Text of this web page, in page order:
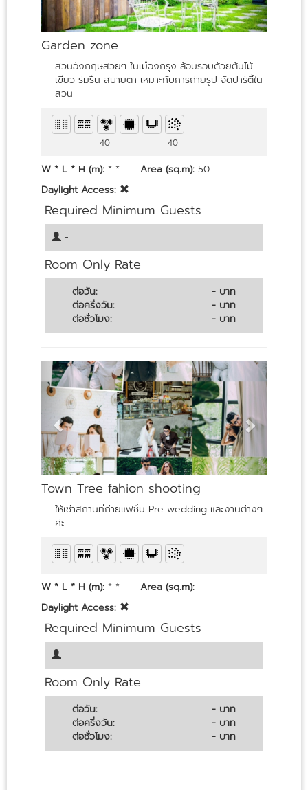
Garden zone
สวนอังกฤษสวยๆ ในเมืองกรุง ล้อมรอบด้วยต้นไม้
เขียว ร่มรื่น สบายตา เหมาะกับการถ่ายรูป จัดปาร์ตี้ใน
สวน
40 40
W * L * H (m): * * Area (sq.m): 50
Daylight Access:
Required Minimum Guests
-
Room Only Rate
ต่อวัน:
- บาท
ต่อครึ่งวัน:
- บาท
ต่อชั่วโมง:
- บาท
Town Tree fahion shooting
ให้เช่าสถานที่ถ่ายแฟชั่น Pre wedding และงานต่างๆ
ค่ะ
W * L * H (m): * *
Area (sq.m):
Daylight Access:
Required Minimum Guests
-
Room Only Rate
ต่อวัน:
- บาท
ต่อครึ่งวัน:
- บาท
ต่อชั่วโมง:
- บาท